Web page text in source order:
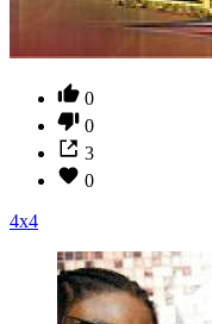
0
0
3
0
4x4